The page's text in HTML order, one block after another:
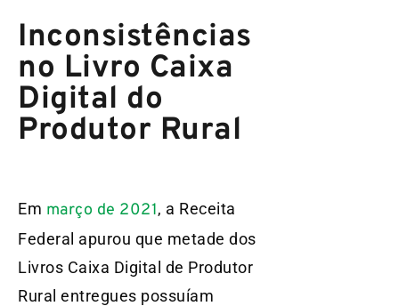
Inconsistências
no Livro Caixa
Digital do
Produtor Rural
Em março de 2021, a Receita
Federal apurou que metade dos
Livros Caixa Digital de Produtor
Rural entregues possuíam